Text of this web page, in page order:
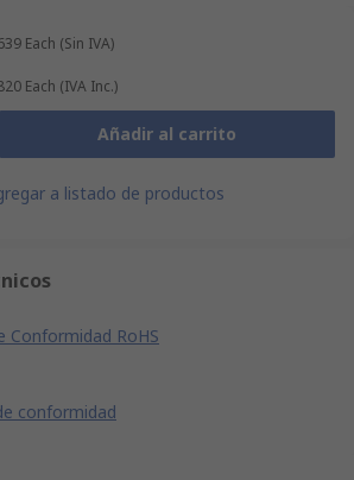
Each (Sin IVA)
Each (IVA Inc.)
Añadir al carrito
a listado de productos
Conformidad RoHS
conformidad